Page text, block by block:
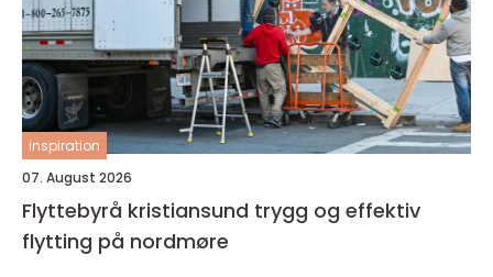
inspiration
07. August 2026
Flyttebyrå kristiansund trygg og effektiv
flytting på nordmøre